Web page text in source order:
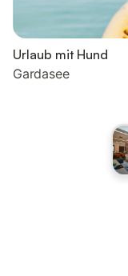
Urlaub mit Hund
Gardasee